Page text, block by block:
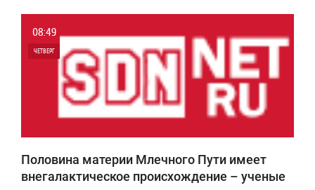
08:49
ЧЕТВЕРГ
Половина материи Млечного Пути имеет
внегалактическое происхождение – ученые